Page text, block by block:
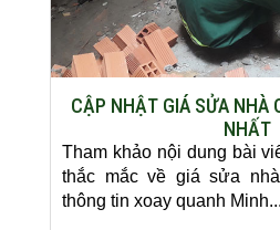
CẬP NHẬT GIÁ SỬA NHÀ
NHẤT
Tham khảo nội dung bài
thắc mắc về giá sửa
thông tin xoay quanh Minh...